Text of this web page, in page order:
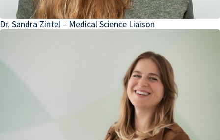
Dr. Sandra Zintel – Medical Science Liaison